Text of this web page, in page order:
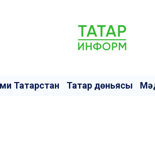
Татарстан Татар дөньясы